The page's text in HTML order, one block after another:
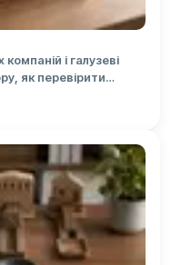
і галузеві
як перевірити